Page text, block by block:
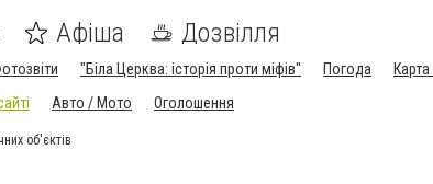
Афіша Дозвілля
"Біла Церква: історія проти міфів" Погода
Карта
Авто / Мото Оголошення
об'єктів